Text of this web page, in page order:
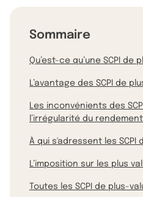
Sommaire
Qu’est-ce qu’une SCPI de
L’avantage des SCPI de
Les inconvénients des
l’irrégularité du rendement
À qui s'adressent les SCPI
L’imposition sur les plus
Toutes les SCPI de plus-